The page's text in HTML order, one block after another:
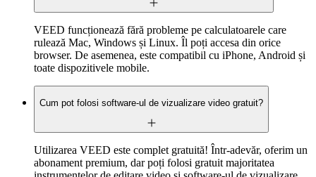
VEED funcționează fără probleme pe calculatoarele care
rulează Mac, Windows și Linux. Îl poți accesa din orice
browser. De asemenea, este compatibil cu iPhone, Android și
toate dispozitivele mobile.
Cum pot folosi software-ul de vizualizare video gratuit?
Utilizarea VEED este complet gratuită! Într-adevăr, oferim un
abonament premium, dar poți folosi gratuit majoritatea